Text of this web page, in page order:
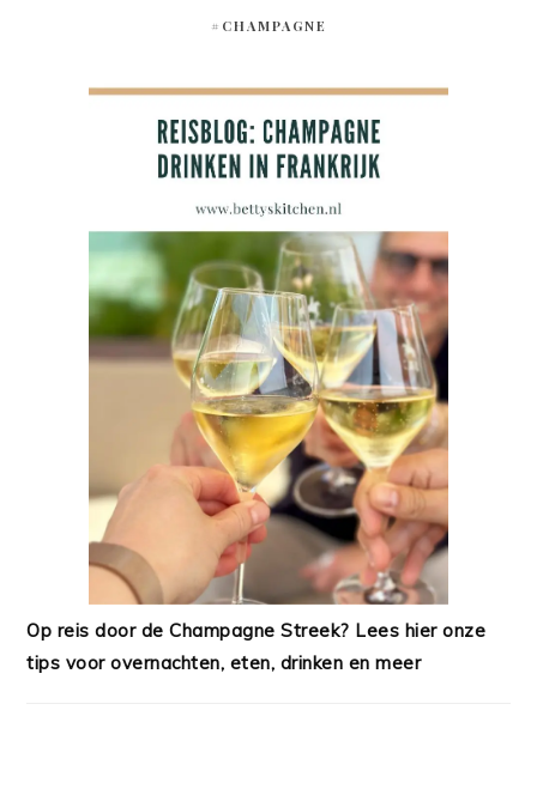
#CHAMPAGNE
Op reis door de Champagne Streek? Lees hier onze
tips voor overnachten, eten, drinken en meer